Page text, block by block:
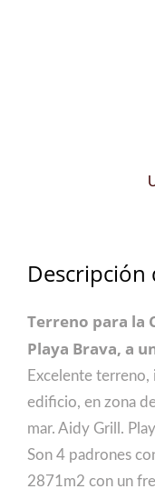
Descripción
Terreno para la
Playa Brava, a
Excelente
edificio, en zona
mar. Aidy Grill.
Son 4 padrones
2871m2 con un